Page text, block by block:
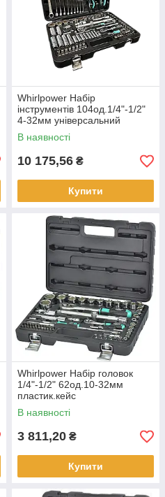
Whirlpower Набір
інструментів 104од.1/4"-1/2"
4-32мм універсальний
В наявності
10 175,56 ₴
Купити
Whirlpower Набір головок
1/4"-1/2" 62од.10-32мм
пластик.кейс
В наявності
3 811,20 ₴
Купити